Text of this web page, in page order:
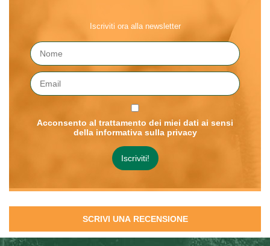
Iscriviti ora alla newsletter
Acconsento al trattamento dei miei dati ai sensi
della informativa sulla privacy
SCRIVI UNA RECENSIONE